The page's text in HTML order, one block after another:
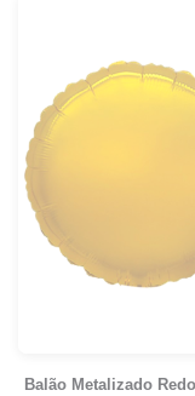
Balão Metalizado